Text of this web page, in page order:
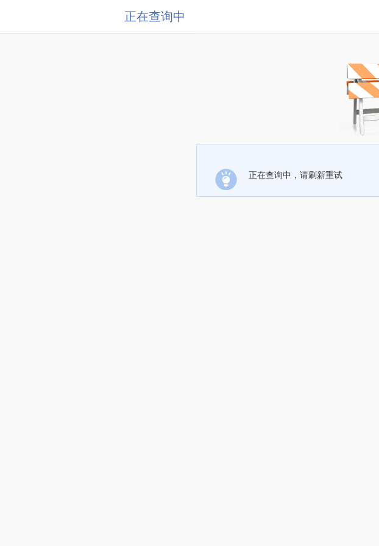
正在查询中
正在查询中，请刷新重试